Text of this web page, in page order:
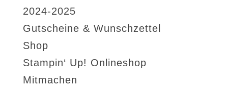
2024-2025
Gutscheine & Wunschzettel
Shop
Stampin‘ Up! Onlineshop
Mitmachen